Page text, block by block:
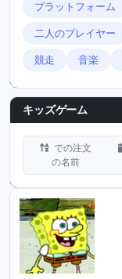
プラットフォーム
二人のプレイヤー
競走 音楽
キッズゲーム
での注文
の名前